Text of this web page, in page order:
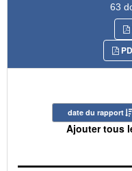
63
date du rapport
Ajouter tous